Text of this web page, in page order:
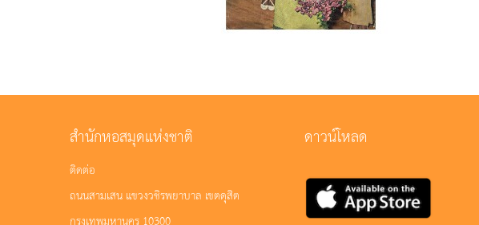
สำนักหอสมุดแห่งชาติ
ติดต่อ
ถนนสามเสน แขวงวชิรพยาบาล เขตดุสิต
กรุงเทพมหานคร 10300
ดาวน์โหลด